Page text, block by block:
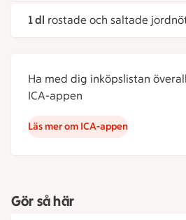
1 dl rostade och saltade
Ha med dig inköpslistan
ICA-appen
Läs mer om ICA-appen
Gör så här